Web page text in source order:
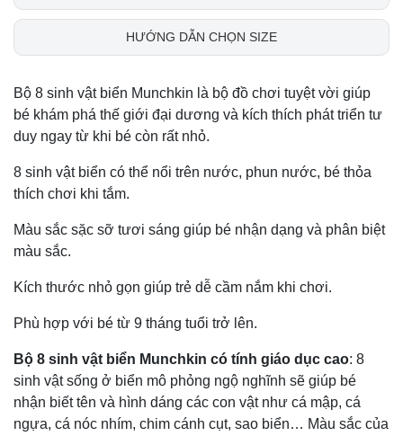
HƯỚNG DẪN CHỌN SIZE
Bộ 8 sinh vật biển Munchkin là bộ đồ chơi tuyệt vời giúp
bé khám phá thế giới đại dương và kích thích phát triển tư
duy ngay từ khi bé còn rất nhỏ.
8 sinh vật biển có thể nổi trên nước, phun nước, bé thỏa
thích chơi khi tắm.
Màu sắc sặc sỡ tươi sáng giúp bé nhận dạng và phân biệt
màu sắc.
Kích thước nhỏ gọn giúp trẻ dễ cầm nắm khi chơi.
Phù hợp với bé từ 9 tháng tuổi trở lên.
Bộ 8 sinh vật biển Munchkin có tính giáo dục cao: 8
sinh vật sống ở biển mô phỏng ngộ nghĩnh sẽ giúp bé
nhận biết tên và hình dáng các con vật như cá mập, cá
ngựa, cá nóc nhím, chim cánh cụt, sao biển… Màu sắc của